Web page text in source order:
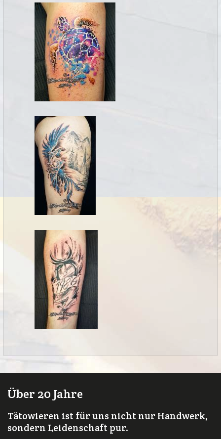
Über 20 Jahre
Tätowieren ist für uns nicht nur Handwerk,
sondern Leidenschaft pur.